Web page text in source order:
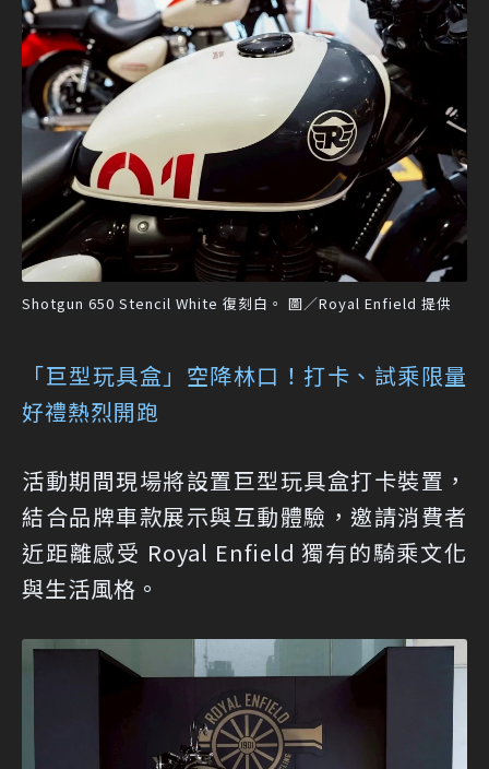
Shotgun 650 Stencil White 復刻白。 圖／Royal Enfield 提供
「巨型玩具盒」空降林口！打卡、試乘限量
好禮熱烈開跑
活動期間現場將設置巨型玩具盒打卡裝置，
結合品牌車款展示與互動體驗，邀請消費者
近距離感受 Royal Enfield 獨有的騎乘文化
與生活風格。